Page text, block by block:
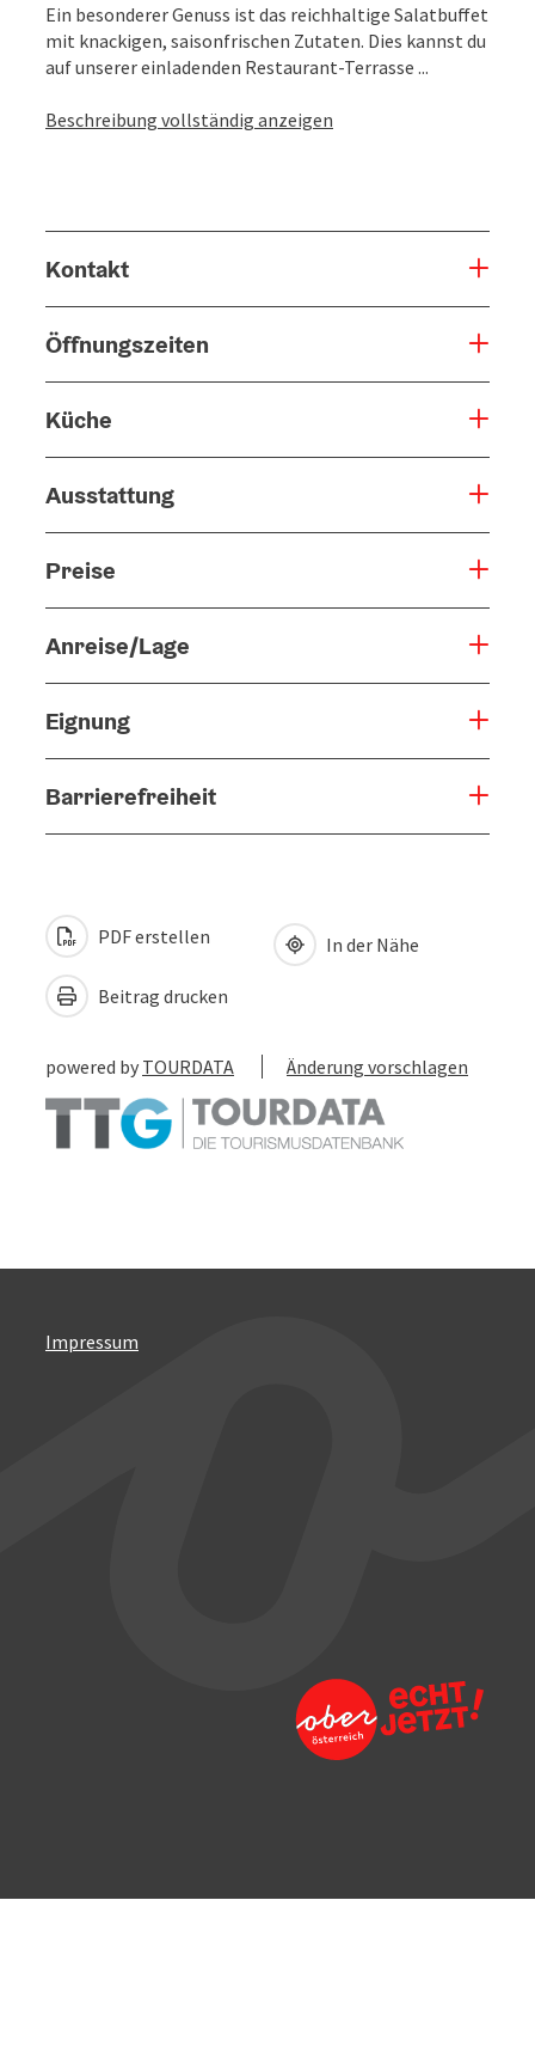
Ein besonderer Genuss ist das reichhaltige Salatbuffet
mit knackigen, saisonfrischen Zutaten. Dies kannst du
auf unserer einladenden Restaurant-Terrasse ...
Beschreibung vollständig anzeigen
Kontakt
Öffnungszeiten
Küche
Ausstattung
Preise
Anreise/Lage
Eignung
Barrierefreiheit
PDF erstellen
Beitrag drucken
In der Nähe
powered by TOURDATA Änderung vorschlagen
Impressum